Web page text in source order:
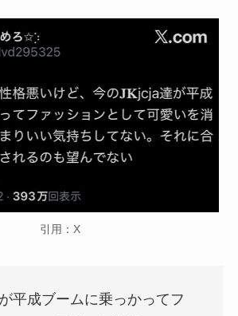
引用：X
平成ブームに乗っかってフ